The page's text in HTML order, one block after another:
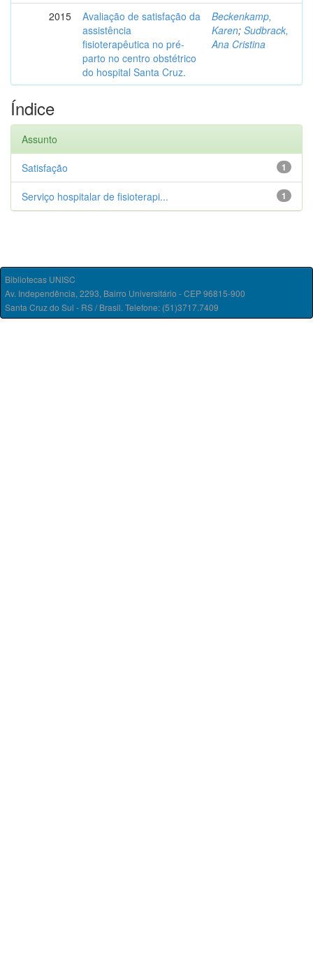
2015
Avaliação de satisfação da
assistência
fisioterapêutica no pré-
parto no centro obstétrico
do hospital Santa Cruz.
Beckenkamp,
Karen; Sudbrack,
Ana Cristina
Índice
Assunto
1
Satisfação
1
Serviço hospitalar de fisioterapi...
Bibliotecas UNISC
Av. Independência, 2293, Bairro Universitário - CEP 96815-900
Santa Cruz do Sul - RS / Brasil. Telefone: (51)3717.7409